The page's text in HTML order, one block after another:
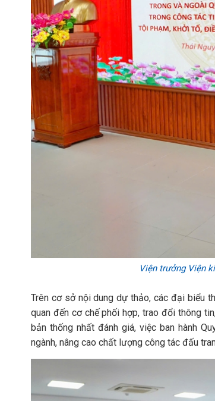
Viện trưởng Viện
Trên cơ sở nội dung dự thảo, các đại biểu
quan đến cơ chế phối hợp, trao đổi thông
bản thống nhất đánh giá, việc ban hành
ngành, nâng cao chất lượng công tác đấu